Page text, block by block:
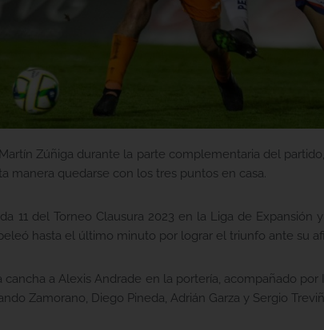
Zúñiga durante la parte complementaria del
manera quedarse con los tres puntos en casa.
11 del Torneo Clausura 2023 en la Liga de
hasta el último minuto por lograr el triunfo ante su
a Alexis Andrade en la portería, acompañado
Zamorano, Diego Pineda, Adrián Garza y Sergio